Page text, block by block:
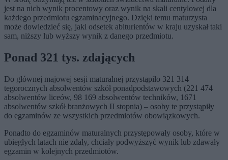
jest na nich wynik procentowy oraz wynik na skali centylowej dla
każdego przedmiotu egzaminacyjnego. Dzięki temu maturzysta
może dowiedzieć się, jaki odsetek abiturientów w kraju uzyskał taki
sam, niższy lub wyższy wynik z danego przedmiotu.
Ponad 321 tys. zdających
Do głównej majowej sesji maturalnej przystąpiło 321 314
tegorocznych absolwentów szkół ponadpodstawowych (221 474
absolwentów liceów, 98 169 absolwentów techników, 1671
absolwentów szkół branżowych II stopnia) – osoby te przystąpiły
do egzaminów ze wszystkich przedmiotów obowiązkowych.
Ponadto do egzaminów maturalnych przystępowały osoby, które w
ubiegłych latach nie zdały, chciały podwyższyć wynik lub zdawały
egzamin w kolejnych przedmiotów.